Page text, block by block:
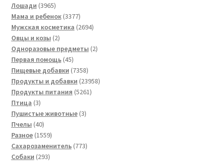
товар
Лошади 39653965
товаров
Мама и ребенок 33773377
товаров
Мужская косметика 26942694
Овцы и козы 22
товара
Одноразовые предметы 22
Первая помощь 4545
товаров
Пищевые добавки 73587358
товаров
Продукты и добавки 2395823958
Продукты питания 52615261
Птица 33
товара
Пушистые животные 33
Пчелы 4040
товаров
Разное 15591559
товаров
Сахарозаменитель 773773
Собаки 293293